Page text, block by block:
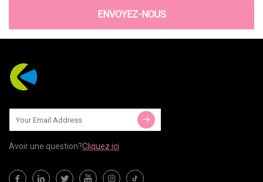
ENVOYEZ-NOUS
Avoir une question?Cliquez ici